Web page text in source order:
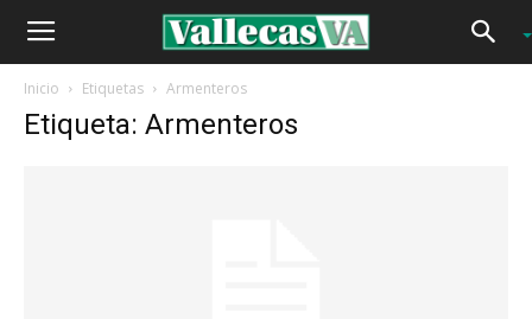
Inicio Etiquetas Armenteros
Etiqueta: Armenteros